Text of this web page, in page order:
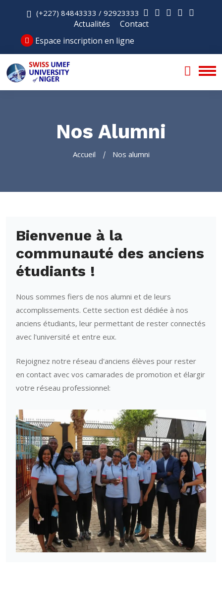
(+227) 84843333 / 92923333
Actualités
Contact
Espace inscription en ligne
Nos Alumni
Accueil Nos alumni
Bienvenue à la
communauté des anciens
étudiants !
Nous sommes fiers de nos alumni et de leurs
accomplissements. Cette section est dédiée à nos
anciens étudiants, leur permettant de rester connectés
avec l'université et entre eux.
Rejoignez notre réseau d'anciens élèves pour rester
en contact avec vos camarades de promotion et élargir
votre réseau professionnel: